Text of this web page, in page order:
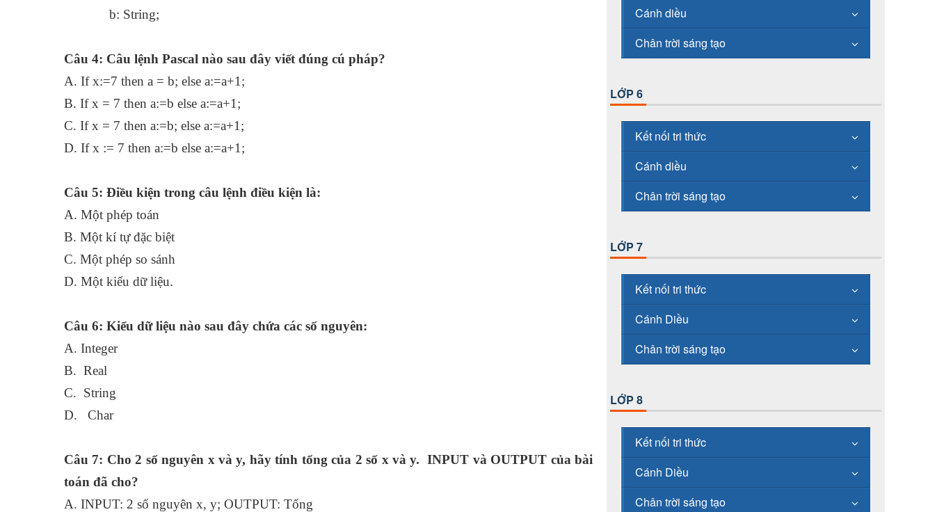
b: String;
Câu 4: Câu lệnh Pascal nào sau đây viết đúng cú pháp?
A. If x:=7 then a = b; else a:=a+1;
B. If x = 7 then a:=b else a:=a+1;
C. If x = 7 then a:=b; else a:=a+1;
D. If x := 7 then a:=b else a:=a+1;
Câu 5: Điều kiện trong câu lệnh điều kiện là:
A. Một phép toán
B. Một kí tự đặc biệt
C. Một phép so sánh
D. Một kiểu dữ liệu.
Câu 6: Kiểu dữ liệu nào sau đây chứa các số nguyên:
A. Integer
B. Real
C. String
D. Char
Câu 7: Cho 2 số nguyên x và y, hãy tính tổng của 2 số x và y. INPUT và OUTPUT của bài
toán đã cho?
A. INPUT: 2 số nguyên x, y; OUTPUT: Tổng
Cánh diều
Chân trời sáng tạo
LỚP 6
Kết nối tri thức
Cánh diều
Chân trời sáng tạo
LỚP 7
Kết nối tri thức
Cánh Diều
Chân trời sáng tạo
LỚP 8
Kết nối tri thức
Cánh Diều
Chân trời sáng tạo